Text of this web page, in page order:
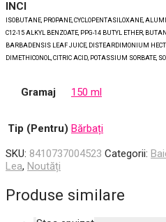
INCI
ISOBUTANE, PROPANE, CYCLOPENTASILOXANE,
C12-15 ALKYL BENZOATE, PPG-14 BUTYL ETHER,
BARBADENSIS LEAF JUICE, DISTEARDIMONIUM
DIMETHICONOL, CITRIC ACID, POTASSIUM SORBATE,
Gramaj 150 ml
Tip (Pentru) Bărbați
SKU: 8410737004523 Categorii:
Lea, Noutăți
Produse similare